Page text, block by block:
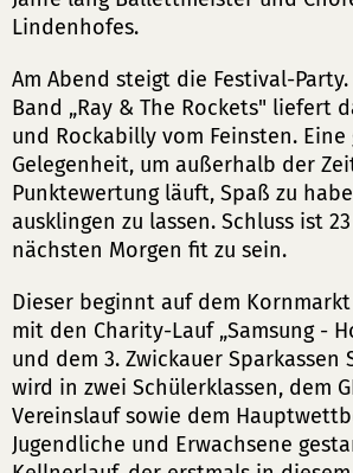
Lindenhofes.
Am Abend steigt die Festival-
Band „Ray & The Rockets" liefert
und Rockabilly vom Feinsten. Eine
Gelegenheit, um außerhalb der
Punktewertung läuft, Spaß zu
ausklingen zu lassen. Schluss ist
nächsten Morgen fit zu sein.
Dieser beginnt auf dem Kornmarkt
mit den Charity-Lauf „Samsung -
und dem 3. Zwickauer Sparkassen
wird in zwei Schülerklassen, dem
Vereinslauf sowie dem
Jugendliche und Erwachsene